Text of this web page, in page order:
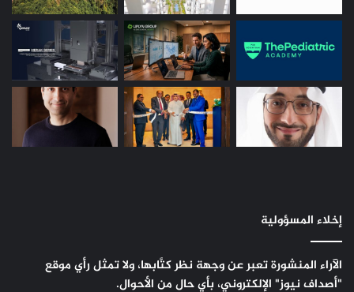
إخلاء المسؤولية
الآراء المنشورة تعبر عن وجهة نظر كتَّابها، ولا تمثل رأي موقع
"أصداف نيوز" الإلكتروني، بأي حال من الأحوال.